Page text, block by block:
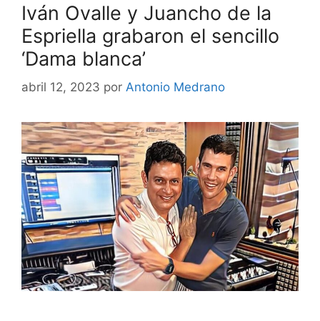
Iván Ovalle y Juancho de la
Espriella grabaron el sencillo
‘Dama blanca’
abril 12, 2023 por Antonio Medrano